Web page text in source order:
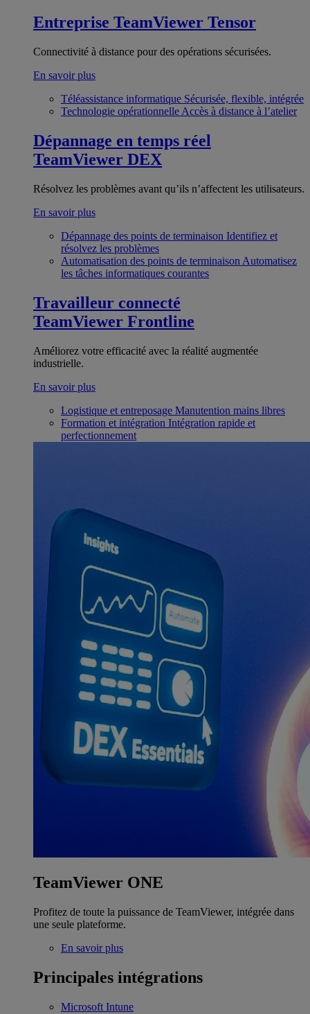
Entreprise TeamViewer Tensor
Connectivité à distance pour des opérations sécurisées.
En savoir plus
Téléassistance informatique Sécurisée, flexible, intégrée
Technologie opérationnelle Accès à distance à l’atelier
Dépannage en temps réel
TeamViewer DEX
Résolvez les problèmes avant qu’ils n’affectent les utilisateurs.
En savoir plus
Dépannage des points de terminaison Identifiez et
résolvez les problèmes
Automatisation des points de terminaison Automatisez
les tâches informatiques courantes
Travailleur connecté
TeamViewer Frontline
Améliorez votre efficacité avec la réalité augmentée
industrielle.
En savoir plus
Logistique et entreposage Manutention mains libres
Formation et intégration Intégration rapide et
perfectionnement
TeamViewer ONE
Profitez de toute la puissance de TeamViewer, intégrée dans
une seule plateforme.
En savoir plus
Principales intégrations
Microsoft Intune